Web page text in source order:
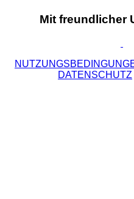
Mit freundlicher
DATENSCHUTZ